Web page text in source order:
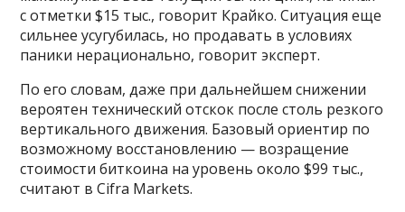
с отметки $15 тыс., говорит Крайко. Ситуация еще
сильнее усугубилась, но продавать в условиях
паники нерационально, говорит эксперт.
По его словам, даже при дальнейшем снижении
вероятен технический отскок после столь резкого
вертикального движения. Базовый ориентир по
возможному восстановлению — возращение
стоимости биткоина на уровень около $99 тыс.,
считают в Cifra Markets.